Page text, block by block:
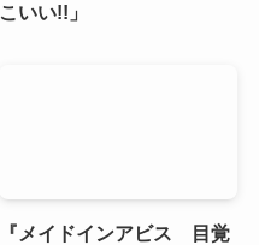
こいい!!」
『メイドインアビス 目覚